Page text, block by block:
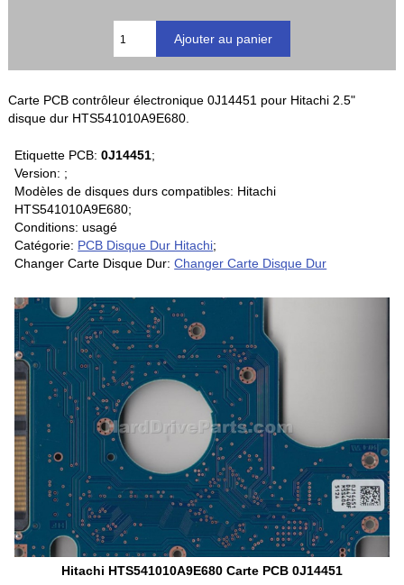
Carte PCB contrôleur électronique 0J14451 pour Hitachi 2.5"
disque dur HTS541010A9E680.
Etiquette PCB:0J14451;
Version: ;
Modèles de disques durs compatibles: Hitachi
HTS541010A9E680;
Conditions: usagé
Catégorie: PCB Disque Dur Hitachi;
Changer Carte Disque Dur:Changer Carte Disque Dur
Hitachi HTS541010A9E680 Carte PCB 0J14451